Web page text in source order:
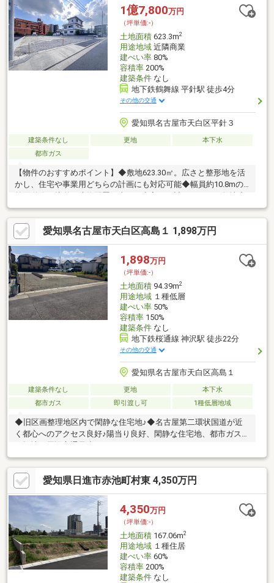
やお子様と遊んでリフレッシュできます■周辺環境■・神の倉小学
校 729ｍ 徒歩約10分・神の倉中学校 995ｍ 徒歩約13分・東神
の倉清涼保育園 735ｍ徒歩約10分
1億7,800万円
（坪単価:-）
土地面積623.3m2
用途地域近隣商業
建ぺい率80%
容積率200%
建築条件なし
地下鉄鶴舞線 平針駅 徒歩4分
その他の交通
愛知県名古屋市天白区平針３
建築条件なし 更地
本下水
都市ガス
【物件のおすすめポイント】◆敷地623.30㎡。広さと整形地を活
かし、住宅や事業用どちらの計画にも対応可能◆幅員約10.8mの
容積率200％対応で、多層階建築や店舗併用住宅、事業用建物な
ど幅広く対応！【周辺環境のおすすめポイント】■ピアゴ平針
店・・・・・・・徒歩５分（約３３０ｍ）■セブンイレブン名古
屋平針三丁目店・・・・徒歩６分（約４１０ｍ）■名古屋記念病
院・・・・・・徒歩２分（約１５０ｍ）■平針小学
校・・・・・・徒歩６分（約４６０ ｍ）ご案内随時受付中！お気
軽にお問い合わせください。
愛知県名古屋市天白区高島１ 1,898万円
1,898万円
（坪単価:-）
土地面積94.39m2
用途地域１種低層
建ぺい率50%
容積率150%
建築条件なし
地下鉄桜通線 神沢駅 徒歩22分
その他の交通
愛知県名古屋市天白区高島１
建築条件なし 更地
本下水
都市ガス
即引渡し可 1種低層地域
◆旧区画整理地区内で閑静な住宅地♪◆名古屋第二環状国道が近
く都心へのアクセス良好♪陽当り良好、閑静な住宅地、都市ガス、
愛知県日進市赤池町村東 4,350万円
4,350万円
（坪単価:-）
土地面積167.06m2
用途地域１種住居
建ぺい率60%
容積率200%
建築条件なし